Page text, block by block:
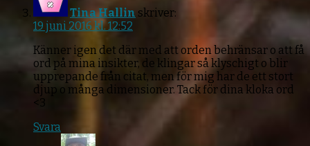
Tina Hallin skriver:
19 juni 2016 kl. 12:52
Känner igen det där med att orden behränsar o att få
ord på mina insikter, de klingar så klyschigt o blir
upprepande från citat, men för mig har de ett stort
djup o många dimensioner. Tack för dina kloka ord
<3
Svara